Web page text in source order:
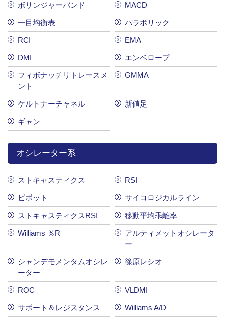
ボリンジャーバンド MACD
一目均衡表 パラボリック
RCI EMA
DMI エンベロープ
フィボナッチリトレースメ
ント
GMMA
ケルトナーチャネル 新値足
ギャン
オシレーター系
ストキャスティクス RSI
ピボット サイコロジカルライン
ストキャスティクスRSI 移動平均乖離率
Williams ％R
アルティメットオシレータ
ー
シャンデモメンタムオシレ
ーター
篠原レシオ
ROC VLDMI
サポート＆レジスタンス Williams A/D